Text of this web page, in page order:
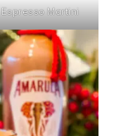
Espresso Martini